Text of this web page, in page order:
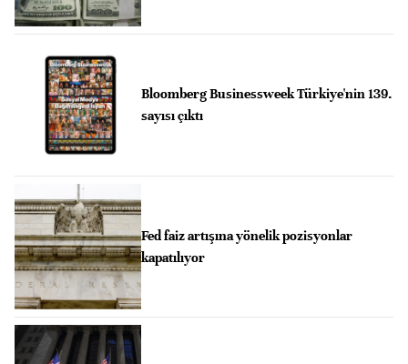
Bloomberg Businessweek Türkiye'nin 139.
sayısı çıktı
Fed faiz artışına yönelik pozisyonlar
kapatılıyor